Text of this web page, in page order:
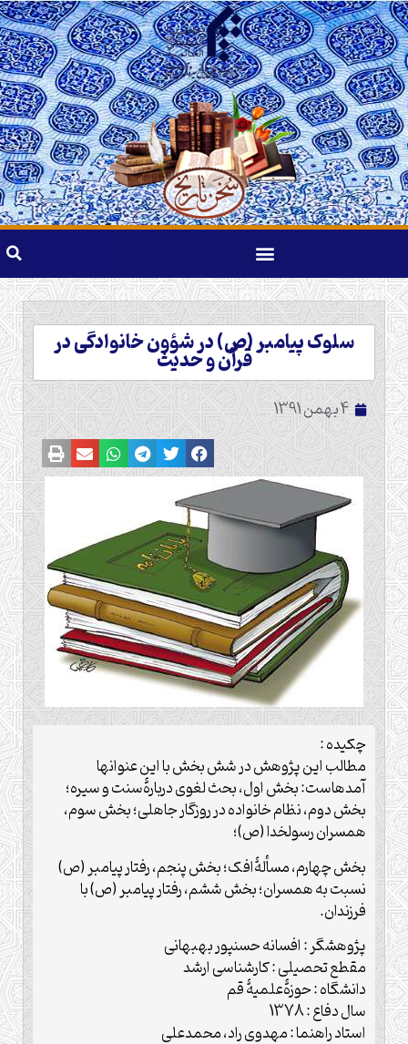
سلوک پیامبر (ص) در شؤون خانوادگی در
قرآن و حدیث
4 بهمن 1391
چکیده :
مطالب این پژوهش در شش بخش با این عنوان‏ها
آمده‏است: بخش اول، بحث لغوى دربارۀسنت و سیره؛
بخش دوم، نظام خانواده در روزگار جاهلى؛ بخش سوم،
همسران رسول‏خدا (ص)؛
بخش چهارم، مسألۀافک؛ بخش پنجم، رفتار پیامبر (ص)
نسبت به همسران؛ بخش ششم، رفتار پیامبر (ص) با
فرزندان.
پژوهشگر : افسانه حسن‏پور بهبهانى
مقطع تحصیلی : کارشناسى ارشد
دانشگاه : حوزۀعلمیۀ قم
سال دفاع : 1378
استاد راهنما : مهدوى راد، محمدعلى